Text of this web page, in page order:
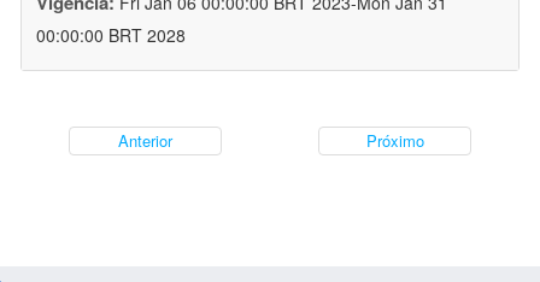
00:00:00 BRT 2028
Anterior Próximo